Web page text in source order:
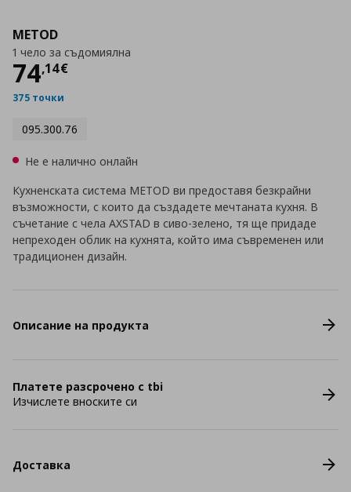
METOD
1 чело за съдомиялна
74,14€
Цена
375 точки
095.300.76
Не е налично онлайн
Кухненската система METOD ви предоставя безкрайни
възможности, с които да създадете мечтаната кухня. В
съчетание с чела AXSTAD в сиво-зелено, тя ще придаде
непреходен облик на кухнята, който има съвременен или
традиционен дизайн.
Описание на продукта
Платете разсрочено с tbi
Изчислете вноските си
Доставка